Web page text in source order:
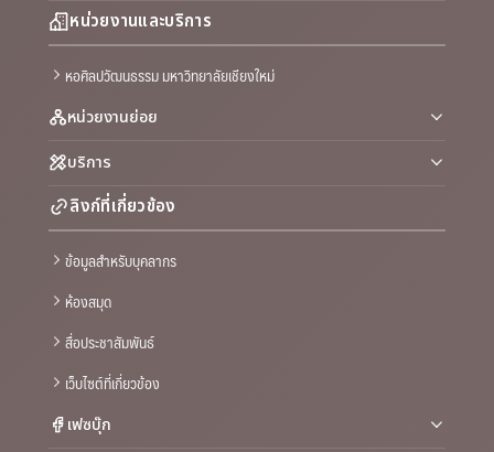
หน่วยงานและบริการ
หอศิลปวัฒนธรรม มหาวิทยาลัยเชียงใหม่
หน่วยงานย่อย
บริการ
ลิงก์ที่เกี่ยวข้อง
ข้อมูลสำหรับบุคลากร
ห้องสมุด
สื่อประชาสัมพันธ์
เว็บไซต์ที่เกี่ยวข้อง
เฟซบุ๊ก